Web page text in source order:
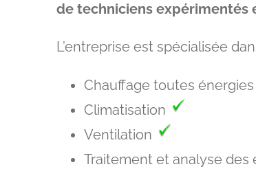
de techniciens expérimentés
L’entreprise est spécialisée
Chauffage toutes énergies
Climatisation
Ventilation
Traitement et analyse des